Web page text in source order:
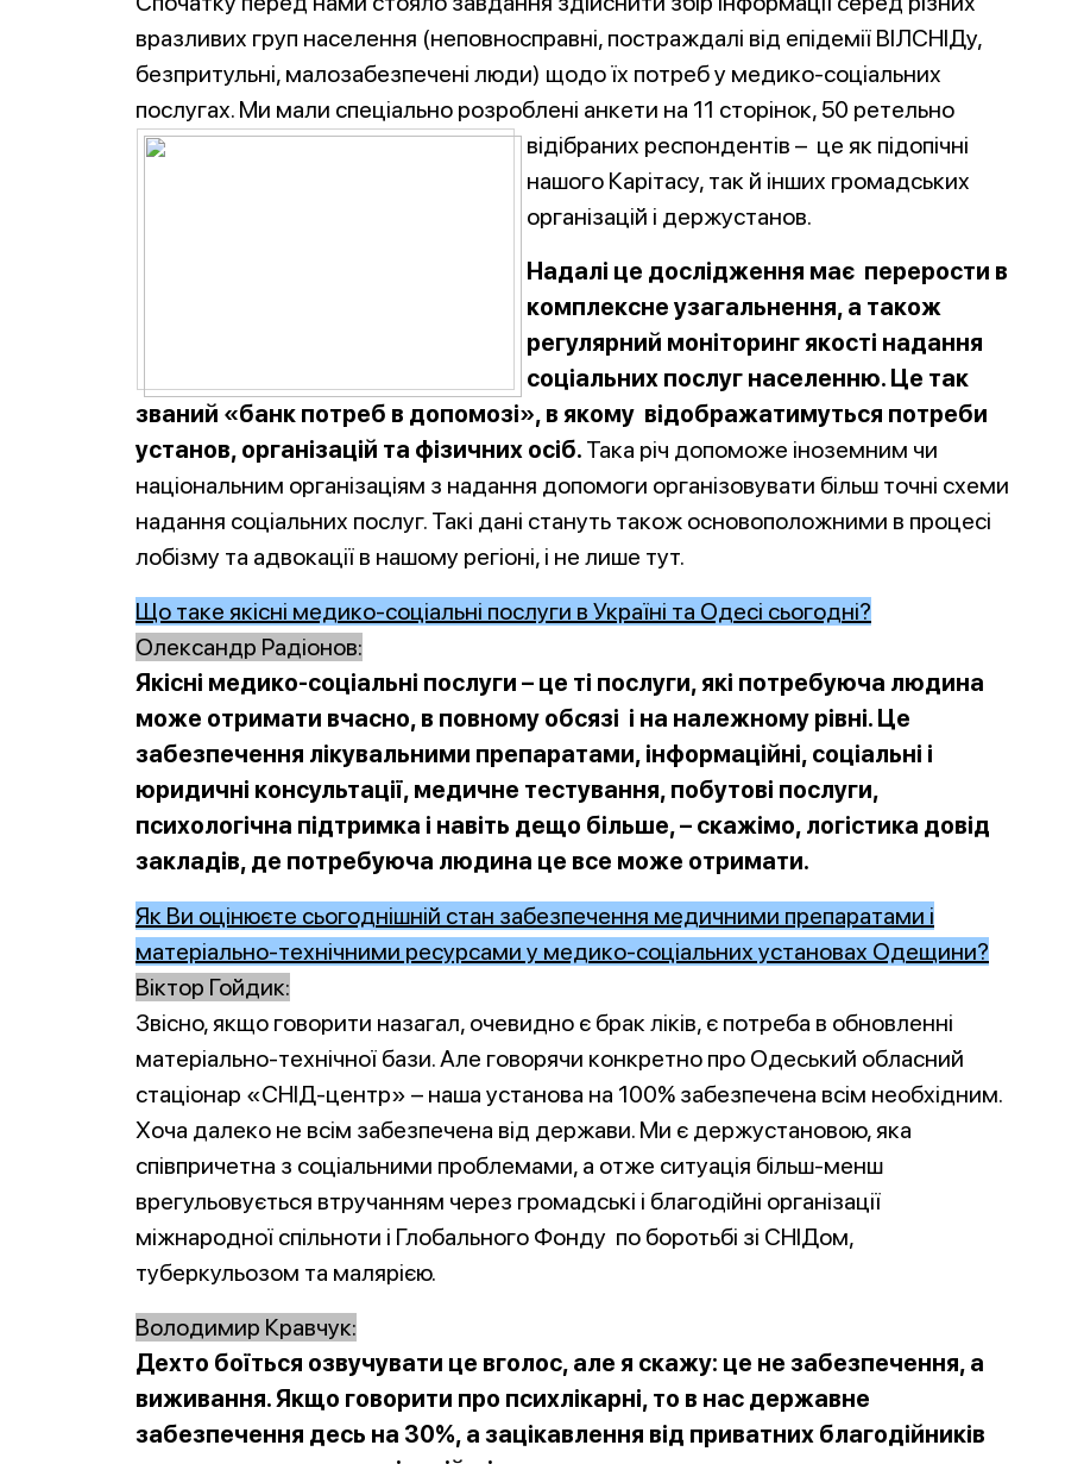
вразливих груп населення (неповносправні, постраждалі від епідемії ВІЛСНІДу,
безпритульні, малозабезпечені люди) щодо їх потреб у медико-соціальних
послугах. Ми мали спеціально розроблені анкети на 11 сторінок, 50 ретельно
відібраних респондентів – це як підопічні
нашого Карітасу, так й інших громадських
організацій і держустанов.
Надалі це дослідження має перерости в
комплексне узагальнення, а також
регулярний моніторинг якості надання
соціальних послуг населенню. Це так
званий «банк потреб в допомозі», в якому відображатимуться потреби
установ, організацій та фізичних осіб. Така річ допоможе іноземним чи
національним організаціям з надання допомоги організовувати більш точні схеми
надання соціальних послуг. Такі дані стануть також основоположними в процесі
лобізму та адвокації в нашому регіоні, і не лише тут.
Що таке якісні медико-соціальні послуги в Україні та Одесі сьогодні?
Олександр Радіонов:
Якісні медико-соціальні послуги – це ті послуги, які потребуюча людина
може отримати вчасно, в повному обсязі і на належному рівні. Це
забезпечення лікувальними препаратами, інформаційні, соціальні і
юридичні консультації, медичне тестування, побутові послуги,
психологічна підтримка і навіть дещо більше, – скажімо, логістика довід
закладів, де потребуюча людина це все може отримати.
Як Ви оцінюєте сьогоднішній стан забезпечення медичними препаратами і
матеріально-технічними ресурсами у медико-соціальних установах Одещини?
Віктор Гойдик:
Звісно, якщо говорити назагал, очевидно є брак ліків, є потреба в обновленні
матеріально-технічної бази. Але говорячи конкретно про Одеський обласний
стаціонар «СНІД-центр» – наша установа на 100% забезпечена всім необхідним.
Хоча далеко не всім забезпечена від держави. Ми є держустановою, яка
співпричетна з соціальними проблемами, а отже ситуація більш-менш
врегульовується втручанням через громадські і благодійні організації
міжнародної спільноти і Глобального Фонду по боротьбі зі СНІДом,
туберкульозом та малярією.
Володимир Кравчук:
Дехто боїться озвучувати це вголос, але я скажу: це не забезпечення, а
виживання. Якщо говорити про психлікарні, то в нас державне
забезпечення десь на 30%, а зацікавлення від приватних благодійників